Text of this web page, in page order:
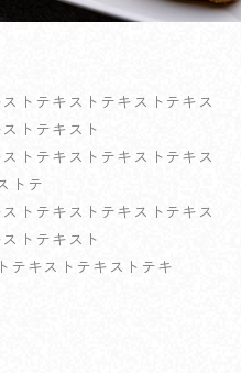
かに
トテキストテキストテキス
トテキスト
トテキストテキストテキス
トテ
トテキストテキストテキス
トテキスト
テキストテキストテキ